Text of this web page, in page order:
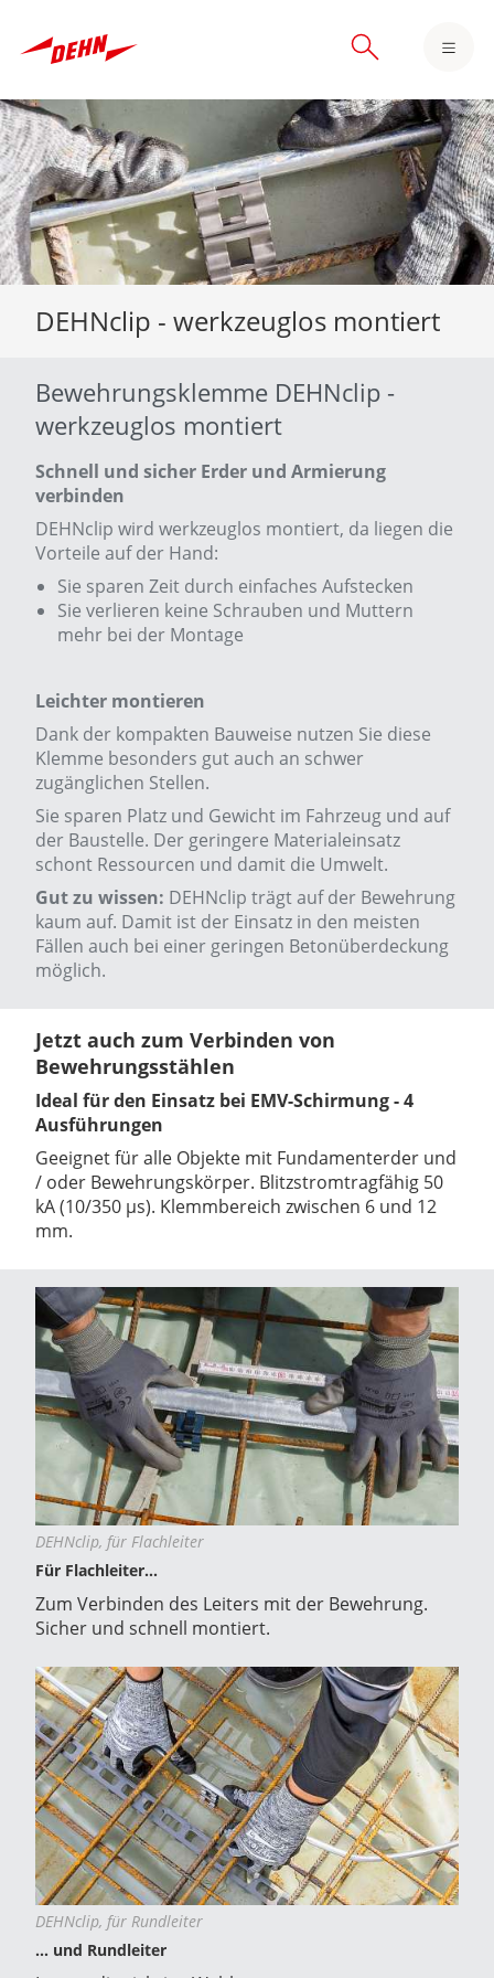
Skip
to
main
content
DEHNclip - werkzeuglos montiert
Bewehrungsklemme DEHNclip -
werkzeuglos montiert
Schnell und sicher Erder und Armierung
verbinden
DEHNclip wird werkzeuglos montiert, da liegen die
Vorteile auf der Hand:
Sie sparen Zeit durch einfaches Aufstecken
Sie verlieren keine Schrauben und Muttern
mehr bei der Montage
Leichter montieren
Dank der kompakten Bauweise nutzen Sie diese
Klemme besonders gut auch an schwer
zugänglichen Stellen.
Sie sparen Platz und Gewicht im Fahrzeug und auf
der Baustelle. Der geringere Materialeinsatz
schont Ressourcen und damit die Umwelt.
Gut zu wissen: DEHNclip trägt auf der Bewehrung
kaum auf. Damit ist der Einsatz in den meisten
Fällen auch bei einer geringen Betonüberdeckung
möglich.
Jetzt auch zum Verbinden von
Bewehrungsstählen
Ideal für den Einsatz bei EMV-Schirmung - 4
Ausführungen
Geeignet für alle Objekte mit Fundamenterder und
/ oder Bewehrungskörper. Blitzstromtragfähig 50
kA (10/350 µs). Klemmbereich zwischen 6 und 12
mm.
DEHNclip, für Flachleiter
Für Flachleiter...
Zum Verbinden des Leiters mit der Bewehrung.
Sicher und schnell montiert.
DEHNclip, für Rundleiter
... und Rundleiter